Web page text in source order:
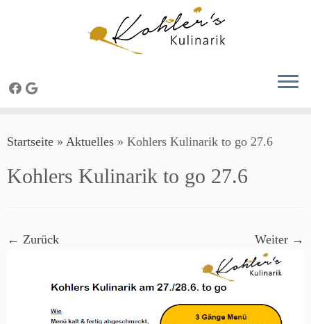
Inhalt
Startseite » Aktuelles » Kohlers Kulinarik to go 27.6
Kohlers Kulinarik to go 27.6
← Zurück Weiter →